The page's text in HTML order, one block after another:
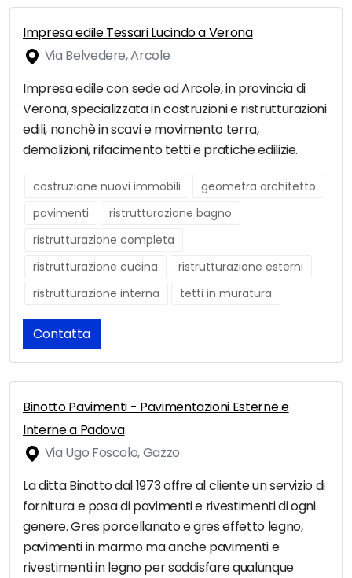
Impresa edile Tessari Lucindo a Verona
Via Belvedere, Arcole
Impresa edile con sede ad Arcole, in provincia di
Verona, specializzata in costruzioni e ristrutturazioni
edili, nonchè in scavi e movimento terra,
demolizioni, rifacimento tetti e pratiche edilizie.
costruzione nuovi immobili
geometra architetto
pavimenti
ristrutturazione bagno
ristrutturazione completa
ristrutturazione cucina
ristrutturazione esterni
ristrutturazione interna
tetti in muratura
Contatta
Binotto Pavimenti - Pavimentazioni Esterne e
Interne a Padova
Via Ugo Foscolo, Gazzo
La ditta Binotto dal 1973 offre al cliente un servizio di
fornitura e posa di pavimenti e rivestimenti di ogni
genere. Gres porcellanato e gres effetto legno,
pavimenti in marmo ma anche pavimenti e
rivestimenti in legno per soddisfare qualunque